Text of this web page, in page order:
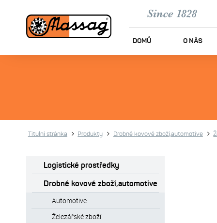
DOMŮ O NÁS
Titulní stránka Produkty Drobné kovové zboží,automotive
Logistické prostředky
Drobné kovové zboží,automotive
Automotive
Železářské zboží